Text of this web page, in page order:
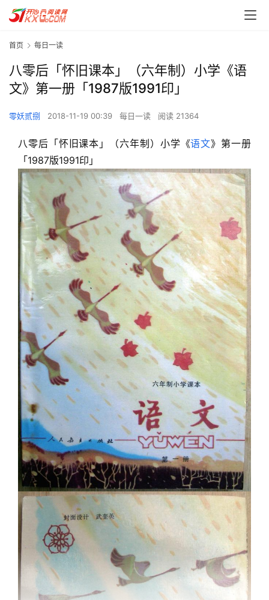
首页 每日一读
八零后「怀旧课本」（六年制）小学《语
文》第一册「1987版1991印」
零妖贰捌 2018-11-19 00:39 每日一读 阅读 21364
八零后「怀旧课本」（六年制）小学《语文》第一册
「1987版1991印」